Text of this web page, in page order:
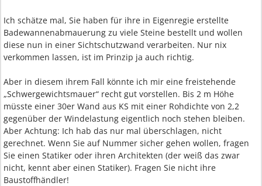
Ich schätze mal, Sie haben für ihre in Eigenregie erstellte
Badewannenabmauerung zu viele Steine bestellt und wollen
diese nun in einer Sichtschutzwand verarbeiten. Nur nix
verkommen lassen, ist im Prinzip ja auch richtig.
Aber in diesem ihrem Fall könnte ich mir eine freistehende
„Schwergewichtsmauer“ recht gut vorstellen. Bis 2 m Höhe
müsste einer 30er Wand aus KS mit einer Rohdichte von 2,2
gegenüber der Windelastung eigentlich noch stehen bleiben.
Aber Achtung: Ich hab das nur mal überschlagen, nicht
gerechnet. Wenn Sie auf Nummer sicher gehen wollen, fragen
Sie einen Statiker oder ihren Architekten (der weiß das zwar
nicht, kennt aber einen Statiker). Fragen Sie nicht ihre
Baustoffhändler!